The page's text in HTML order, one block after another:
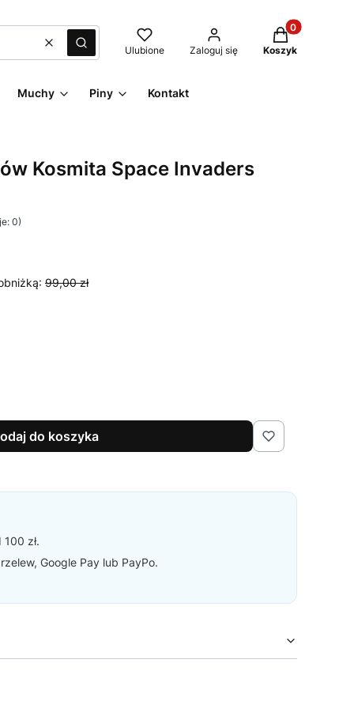
WyczyśćSzukaj Ulubione Zaloguj się
Produkty w
Koszyk
Muchy Piny Kontakt
Kosmita Space Invaders
0)
99,00 zł
do koszyka
zł.
Google Pay lub PayPo.